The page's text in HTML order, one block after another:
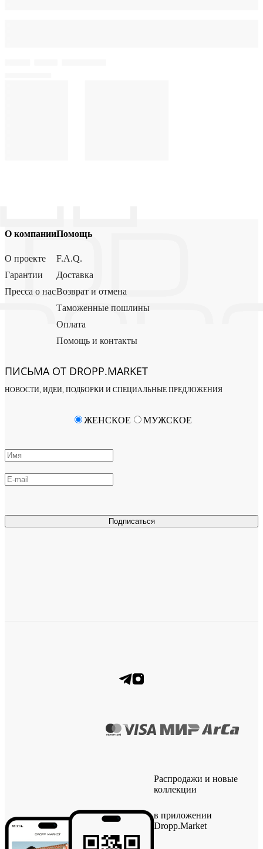
О компании
О проекте
Гарантии
Пресса о нас
Помощь
F.A.Q.
Доставка
Возврат и отмена
Таможенные пошлины
Оплата
Помощь и контакты
ПИСЬМА ОТ DROPP.MARKET
НОВОСТИ, ИДЕИ, ПОДБОРКИ И СПЕЦИАЛЬНЫЕ ПРЕДЛОЖЕНИЯ
Подписаться
ЖЕНСКОЕ МУЖСКОЕ
Распродажи и новые
коллекции
в приложении
Dropp.Market